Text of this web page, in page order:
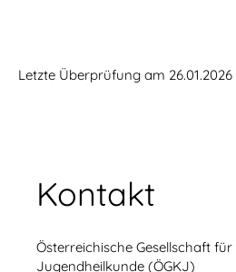
Letzte Überprüfung am 26.01.2026
Kontakt
Österreichische Gesellschaft
Jugendheilkunde (ÖGKJ)